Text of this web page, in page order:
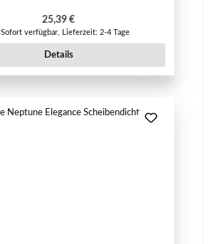
Regulärer Preis:
25,39 €
Sofort verfügbar, Lieferzeit: 2-4 Tage
Details